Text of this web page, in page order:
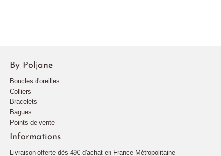
By Poljane
Boucles d'oreilles
Colliers
Bracelets
Bagues
Points de vente
Informations
Livraison offerte dès 49€ d'achat en France Métropolitaine